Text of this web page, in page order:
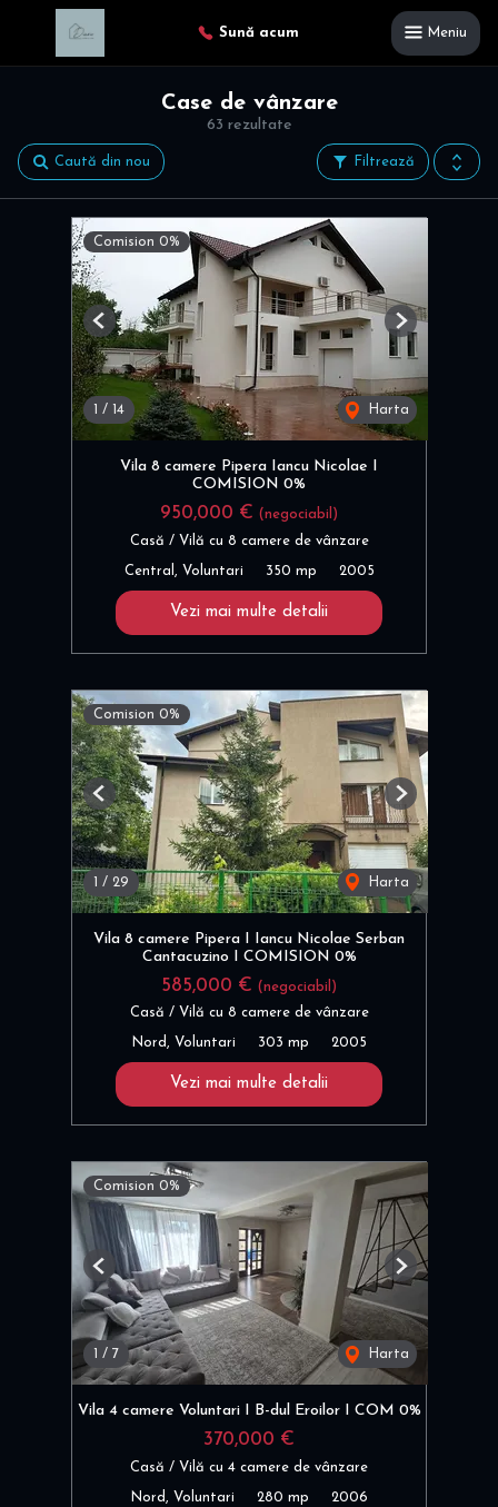
Sună acum Meniu
63 rezultate
Case de vânzare
Filtrează
Caută din nou
Comision 0%
1 / 14 Harta
Previous Next
Vila 8 camere Pipera Iancu Nicolae I
COMISION 0%
950,000 € (negociabil)
Casă / Vilă cu 8 camere de vânzare
Central, Voluntari 350 mp 2005
Vezi mai multe detalii
Comision 0%
1 / 29 Harta
Previous Next
Vila 8 camere Pipera I Iancu Nicolae Serban
Cantacuzino I COMISION 0%
585,000 € (negociabil)
Casă / Vilă cu 8 camere de vânzare
Nord, Voluntari 303 mp 2005
Vezi mai multe detalii
Comision 0%
/ 7 Harta
Previous Next
Vila 4 camere Voluntari I B-dul Eroilor I COM 0%
370,000 €
Casă / Vilă cu 4 camere de vânzare
Nord, Voluntari 280 mp 2006